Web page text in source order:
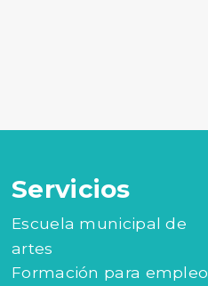
Servicios
Escuela municipal de
artes
Formación para empleo